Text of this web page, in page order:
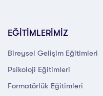
EĞİTİMLERİMİZ
Bireysel Gelişim Eğitimleri
Psikoloji Eğitimleri
Formatörlük Eğitimleri